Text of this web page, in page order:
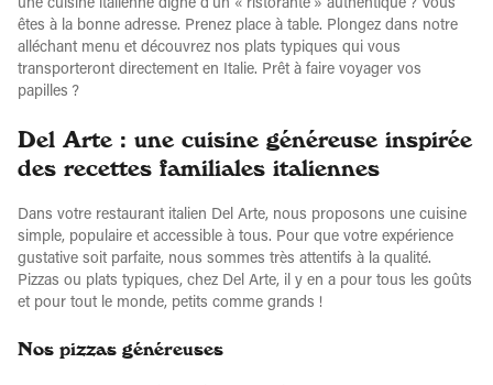
une cuisine italienne digne d’un « ristorante » authentique ? Vous
êtes à la bonne adresse. Prenez place à table. Plongez dans notre
alléchant menu et découvrez nos plats typiques qui vous
transporteront directement en Italie. Prêt à faire voyager vos
papilles ?
Del Arte : une cuisine généreuse inspirée
des recettes familiales italiennes
Dans votre restaurant italien Del Arte, nous proposons une cuisine
simple, populaire et accessible à tous. Pour que votre expérience
gustative soit parfaite, nous sommes très attentifs à la qualité.
Pizzas ou plats typiques, chez Del Arte, il y en a pour tous les goûts
et pour tout le monde, petits comme grands !
Nos pizzas généreuses